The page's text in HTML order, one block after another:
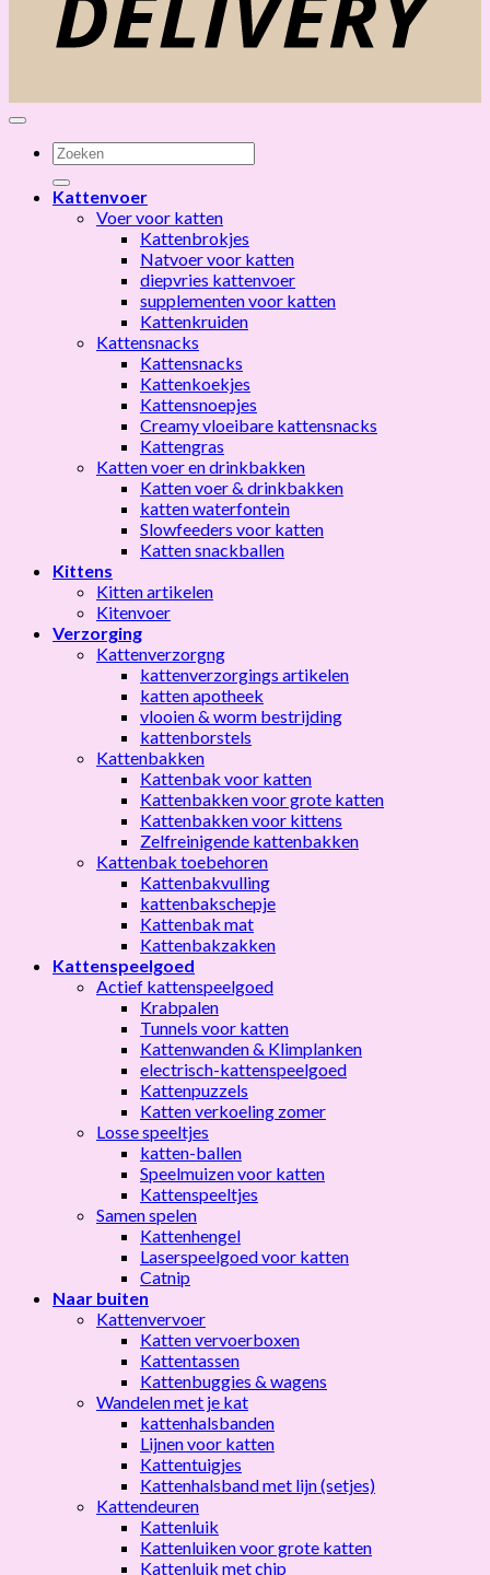
Zoeken
naar:
Kattenvoer
Voer voor katten
Kattenbrokjes
Natvoer voor katten
diepvries kattenvoer
supplementen voor katten
Kattenkruiden
Kattensnacks
Kattensnacks
Kattenkoekjes
Kattensnoepjes
Creamy vloeibare kattensnacks
Kattengras
Katten voer en drinkbakken
Katten voer & drinkbakken
katten waterfontein
Slowfeeders voor katten
Katten snackballen
Kittens
Kitten artikelen
Kitenvoer
Verzorging
Kattenverzorgng
kattenverzorgings artikelen
katten apotheek
vlooien & worm bestrijding
kattenborstels
Kattenbakken
Kattenbak voor katten
Kattenbakken voor grote katten
Kattenbakken voor kittens
Zelfreinigende kattenbakken
Kattenbak toebehoren
Kattenbakvulling
kattenbakschepje
Kattenbak mat
Kattenbakzakken
Kattenspeelgoed
Actief kattenspeelgoed
Krabpalen
Tunnels voor katten
Kattenwanden & Klimplanken
electrisch-kattenspeelgoed
Kattenpuzzels
Katten verkoeling zomer
Losse speeltjes
katten-ballen
Speelmuizen voor katten
Kattenspeeltjes
Samen spelen
Kattenhengel
Laserspeelgoed voor katten
Catnip
Naar buiten
Kattenvervoer
Katten vervoerboxen
Kattentassen
Kattenbuggies & wagens
Wandelen met je kat
kattenhalsbanden
Lijnen voor katten
Kattentuigjes
Kattenhalsband met lijn (setjes)
Kattendeuren
Kattenluik
Kattenluiken voor grote katten
Kattenluik met chip